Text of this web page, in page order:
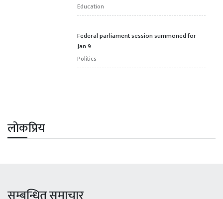
Education
Federal parliament session summoned for
Jan 9
Politics
लोकप्रिय